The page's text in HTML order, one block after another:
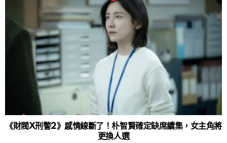
《財閥X刑警2》感情線斷了！朴智賢確定缺席續集，女主角將
更換人選